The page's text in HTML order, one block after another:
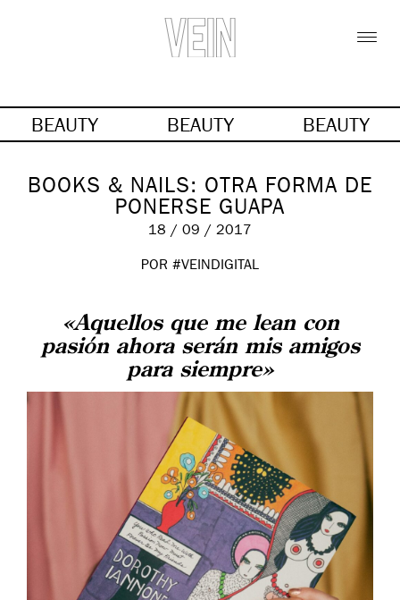
BEAUTY BEAUTY BEAUTY
BOOKS & NAILS: OTRA FORMA DE
PONERSE GUAPA
18 / 09 / 2017
POR #VEINDIGITAL
«Aquellos que me lean con
pasión ahora serán mis amigos
para siempre»